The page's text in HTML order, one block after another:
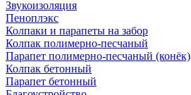
Звукоизоляция
Пеноплэкс
Колпаки и парапеты на забор
Колпак полимерно-песчаный
Парапет полимерно-песчаный (конёк)
Колпак бетонный
Парапет бетонный